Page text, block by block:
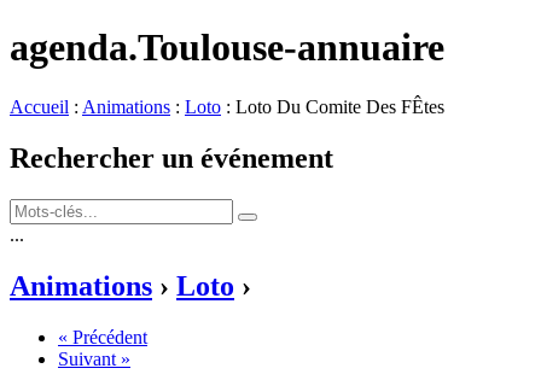
agenda.Toulouse-annuaire
Accueil : Animations : Loto : Loto Du Comite Des FÊtes
Rechercher un événement
...
Animations › Loto ›
« Précédent
Suivant »